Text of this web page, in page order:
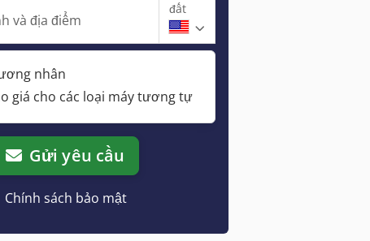
và địa điểm
đất
nhân
giá cho các loại máy tương tự
Gửi yêu cầu
Chính sách bảo mật